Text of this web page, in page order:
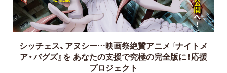
シッチェス、アヌシー…映画祭絶賛アニメ『ナイトメ
ア・バグズ』を あなたの支援で究極の完全版に！応援
プロジェクト